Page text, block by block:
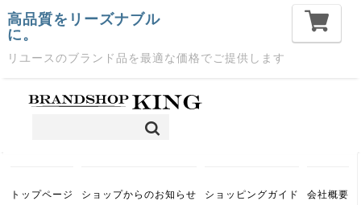
高品質をリーズナブル
に。
リユースのブランド品を最適な価格でご提供します
トップページ ショップからのお知らせ ショッピングガイド 会社概要